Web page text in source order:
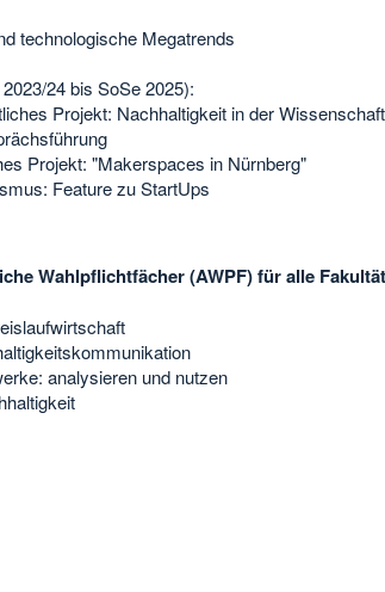
technologische Megatrends
24 bis SoSe 2025):
Projekt: Nachhaltigkeit in der
Projekt: "Makerspaces in Nürnberg"
Feature zu StartUps
Wahlpflichtfächer (AWPF) für alle
analysieren und nutzen